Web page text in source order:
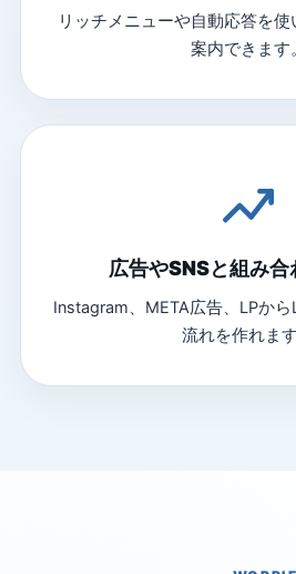
リッチメニューや自動応答を
案内できます。
広告やSNSと組み合
Instagram、META広告、LPか
流れを作れます